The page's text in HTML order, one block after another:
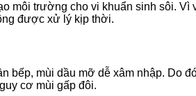
trường cho vi khuẩn sinh sôi. Vì
được xử lý kịp thời.
bếp, mùi dầu mỡ dễ xâm nhập. Do
cơ mùi gấp đôi.